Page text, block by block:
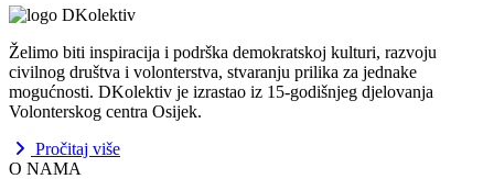
Želimo biti inspiracija i podrška demokratskoj kulturi, razvoju
civilnog društva i volonterstva, stvaranju prilika za jednake
mogućnosti. DKolektiv je izrastao iz 15-godišnjeg djelovanja
Volonterskog centra Osijek.
Pročitaj više
O NAMA